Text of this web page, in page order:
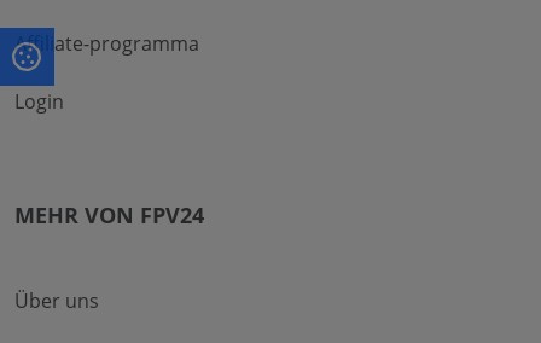
Affiliate-programma
Login
MEHR VON FPV24
Über uns